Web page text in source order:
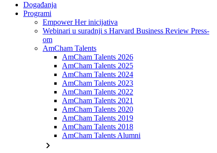
Događanja
Programi
Empower Her inicijativa
Webinari u suradnji s Harvard Business Review Press-
om
AmCham Talents
AmCham Talents 2026
AmCham Talents 2025
AmCham Talents 2024
AmCham Talents 2023
AmCham Talents 2022
AmCham Talents 2021
AmCham Talents 2020
AmCham Talents 2019
AmCham Talents 2018
AmCham Talents Alumni
chevron_right